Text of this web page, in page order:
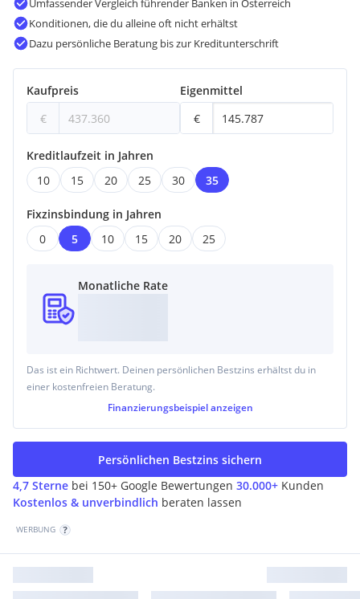
Umfassender Vergleich führender Banken in Österreich
Konditionen, die du alleine oft nicht erhältst
Dazu persönliche Beratung bis zur Kreditunterschrift
Kaufpreis
€
Eigenmittel
€
Kreditlaufzeit in Jahren
10
15 20 25 30 35
Fixzinsbindung in Jahren
0
5 10 15 20 25
Monatliche Rate
Das ist ein Richtwert. Deinen persönlichen Bestzins erhältst du in
einer kostenfreien Beratung.
Finanzierungsbeispiel anzeigen
4,7 Sterne bei 150+ Google Bewertungen 30.000+ Kunden
Kostenlos & unverbindlich beraten lassen
Persönlichen Bestzins sichern
WERBUNG